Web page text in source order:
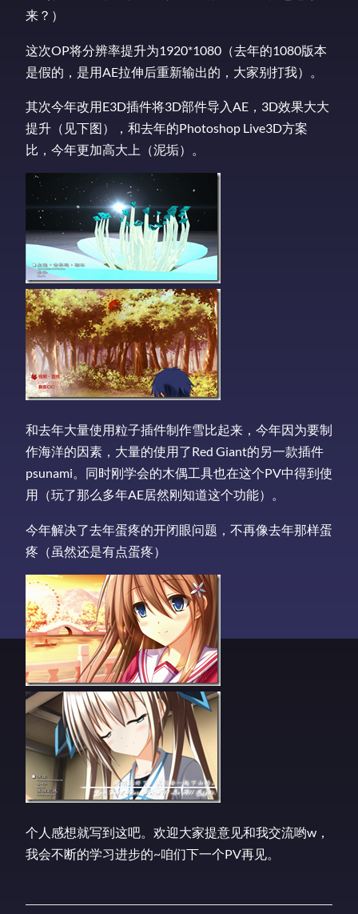
来？）
这次OP将分辨率提升为1920*1080（去年的1080版本
是假的，是用AE拉伸后重新输出的，大家别打我）。
其次今年改用E3D插件将3D部件导入AE，3D效果大大
提升（见下图），和去年的Photoshop Live3D方案
比，今年更加高大上（泥垢）。
和去年大量使用粒子插件制作雪比起来，今年因为要制
作海洋的因素，大量的使用了Red Giant的另一款插件
psunami。同时刚学会的木偶工具也在这个PV中得到使
用（玩了那么多年AE居然刚知道这个功能）。
今年解决了去年蛋疼的开闭眼问题，不再像去年那样蛋
疼（虽然还是有点蛋疼）
个人感想就写到这吧。欢迎大家提意见和我交流哟w，
我会不断的学习进步的~咱们下一个PV再见。